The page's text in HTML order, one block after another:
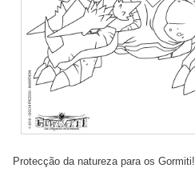
Protecção da natureza para os Gormiti!